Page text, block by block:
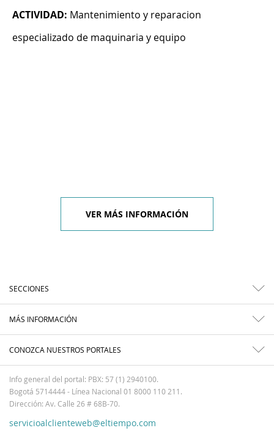
ACTIVIDAD: Mantenimiento y reparacion
especializado de maquinaria y equipo
VER MÁS INFORMACIÓN
SECCIONES
MÁS INFORMACIÓN
CONOZCA NUESTROS PORTALES
Info general del portal: PBX: 57 (1) 2940100.
Bogotá 5714444 - Línea Nacional 01 8000 110 211.
Dirección: Av. Calle 26 # 68B-70.
servicioalclienteweb@eltiempo.com